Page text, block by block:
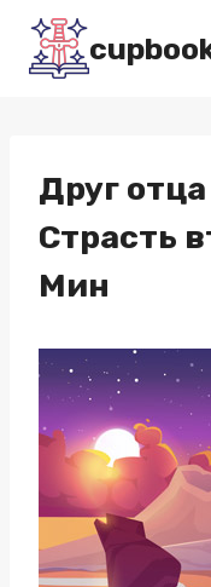
Перейти
содержимому
Друг
Страсть
Мин